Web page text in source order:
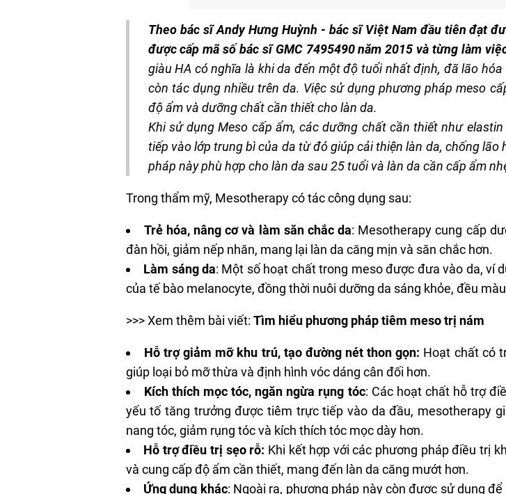
Theo bác sĩ Andy Hưng Huỳnh - bác sĩ Việt Nam đầu tiên đạt
được cấp mã số bác sĩ GMC 7495490 năm 2015 và từng làm
giàu HA có nghĩa là khi da đến một độ tuổi nhất định, đã lão
còn tác dụng nhiều trên da. Việc sử dụng phương pháp meso
độ ẩm và dưỡng chất cần thiết cho làn da.
Khi sử dụng Meso cấp ẩm, các dưỡng chất cần thiết như
tiếp vào lớp trung bì của da từ đó giúp cải thiện làn da, chống
pháp này phù hợp cho làn da sau 25 tuổi và làn da cần cấp ẩm
Trong thẩm mỹ, Mesotherapy có tác công dụng sau:
Trẻ hóa, nâng cơ và làm săn chắc da: Mesotherapy cung cấp
đàn hồi, giảm nếp nhăn, mang lại làn da căng mịn và săn chắc hơn.
Làm sáng da: Một số hoạt chất trong meso được đưa vào da, ví
của tế bào melanocyte, đồng thời nuôi dưỡng da sáng khỏe, đều
>>> Xem thêm bài viết: Tìm hiểu phương pháp tiêm meso trị nám
Hỗ trợ giảm mỡ khu trú, tạo đường nét thon gọn: Hoạt chất có
giúp loại bỏ mỡ thừa và định hình vóc dáng cân đối hơn.
Kích thích mọc tóc, ngăn ngừa rụng tóc: Các hoạt chất hỗ trợ
yếu tố tăng trưởng được tiêm trực tiếp vào da đầu, mesotherapy
nang tóc, giảm rụng tóc và kích thích tóc mọc dày hơn.
Hỗ trợ điều trị sẹo rỗ: Khi kết hợp với các phương pháp điều trị
và cung cấp độ ẩm cần thiết, mang đến làn da căng mướt hơn.
Ứng dụng khác: Ngoài ra, phương pháp này còn được sử dụng